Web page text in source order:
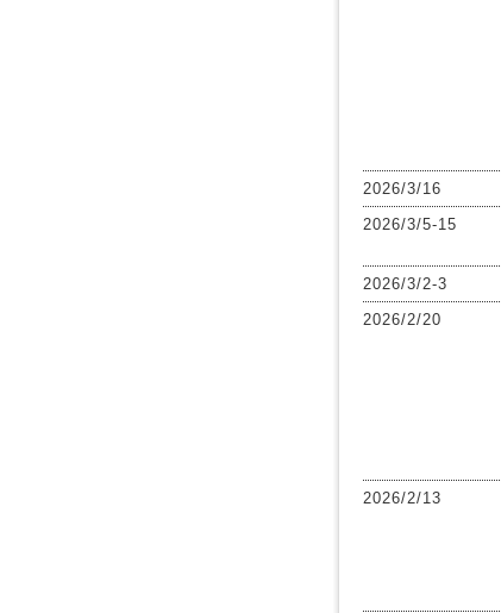
2026/3/16
2026/3/5-15
2026/3/2-3
2026/2/20
2026/2/13